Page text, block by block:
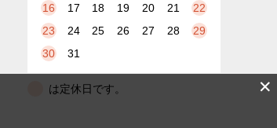
16
17 18 19 20 21
22
23
24 25 26 27 28
29
30
31
は定休日です。 ✕